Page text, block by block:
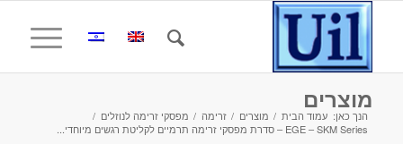
מוצרים
הנך כאן: עמוד הבית / מוצרים / זרימה / מפסקי זרימה לנוזלים /
EGE – SKM Series – סדרת מפסקי זרימה תרמיים לקליטת רגשים מיוחדי...